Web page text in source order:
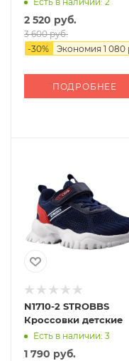
2 520 руб.
3 600 руб.
-30% Экономия 1 080
ПОДРОБНЕЕ
N1710-2 STROBBS
Кроссовки детские
Есть в наличии: 3
1 790 руб.